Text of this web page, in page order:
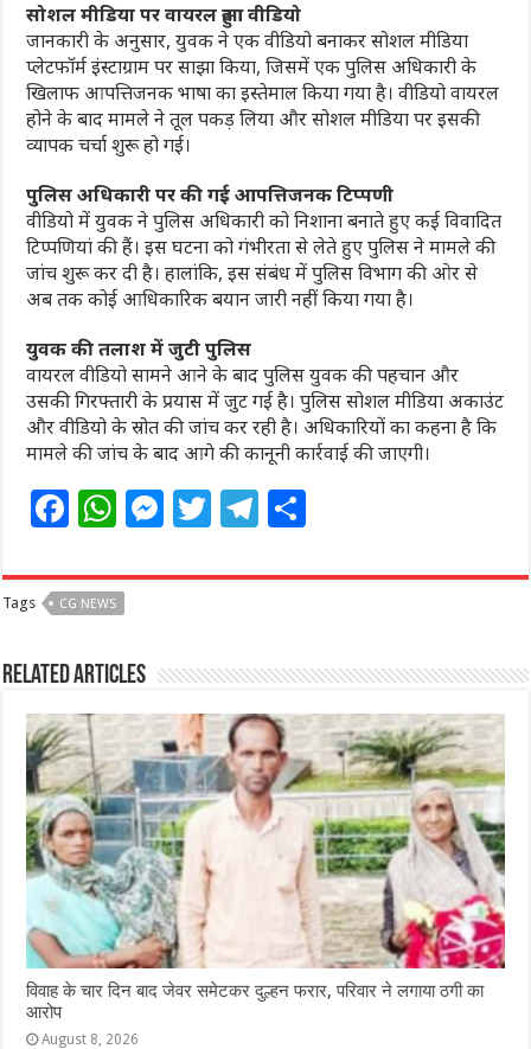
सोशल मीडिया पर वायरल हुआ वीडियो
जानकारी के अनुसार, युवक ने एक वीडियो बनाकर सोशल मीडिया
प्लेटफॉर्म इंस्टाग्राम पर साझा किया, जिसमें एक पुलिस अधिकारी के
खिलाफ आपत्तिजनक भाषा का इस्तेमाल किया गया है। वीडियो वायरल
होने के बाद मामले ने तूल पकड़ लिया और सोशल मीडिया पर इसकी
व्यापक चर्चा शुरू हो गई।
पुलिस अधिकारी पर की गई आपत्तिजनक टिप्पणी
वीडियो में युवक ने पुलिस अधिकारी को निशाना बनाते हुए कई विवादित
टिप्पणियां की हैं। इस घटना को गंभीरता से लेते हुए पुलिस ने मामले की
जांच शुरू कर दी है। हालांकि, इस संबंध में पुलिस विभाग की ओर से
अब तक कोई आधिकारिक बयान जारी नहीं किया गया है।
युवक की तलाश में जुटी पुलिस
वायरल वीडियो सामने आने के बाद पुलिस युवक की पहचान और
उसकी गिरफ्तारी के प्रयास में जुट गई है। पुलिस सोशल मीडिया अकाउंट
और वीडियो के स्रोत की जांच कर रही है। अधिकारियों का कहना है कि
मामले की जांच के बाद आगे की कानूनी कार्रवाई की जाएगी।
F
c
e
b
o
o
k
W
at
s
A
p
p
M
ss
n
g
e
r
T
itt
r
T
e
ra
m
ar
Tags CG NEWS
Related Articles
विवाह के चार दिन बाद जेवर समेटकर दुल्हन फरार, परिवार ने लगाया ठगी का
आरोप
August 8, 2026